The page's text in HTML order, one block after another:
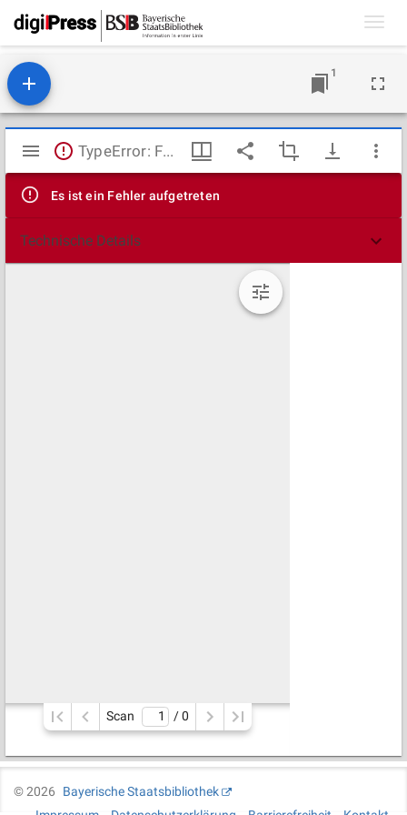
1
Mirador
Viewer
TypeError: Failed to fetch
Es ist ein Fehler aufgetreten
Technische Details
Scan / 0
©2026
Bayerische Staatsbibliothek